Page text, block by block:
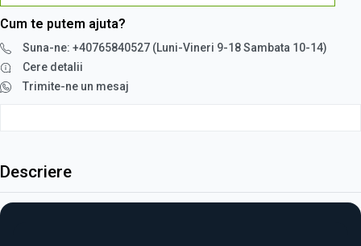
Cum te putem ajuta?
Suna-ne: +40765840527 (Luni-Vineri 9-18 Sambata 10-14)
Cere detalii
Trimite-ne un mesaj
Descriere